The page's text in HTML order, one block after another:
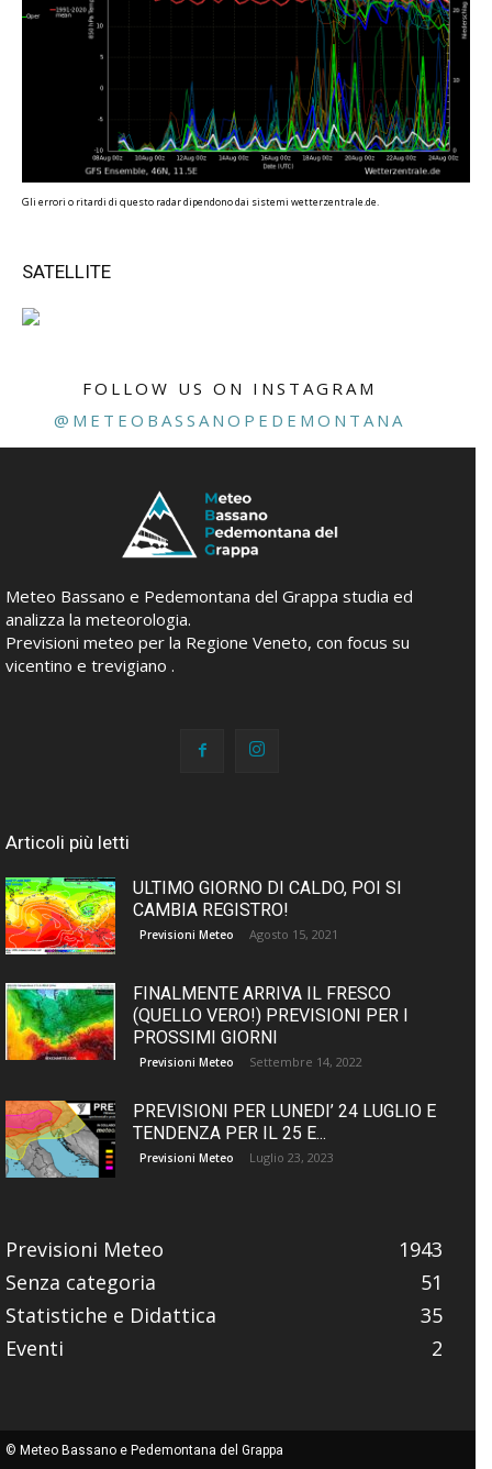
Gli errori o ritardi di questo radar dipendono dai sistemi wetterzentrale.de.
SATELLITE
FOLLOW US ON INSTAGRAM
@METEOBASSANOPEDEMONTANA
Meteo Bassano e Pedemontana del Grappa studia ed
analizza la meteorologia.
Previsioni meteo per la Regione Veneto, con focus su
vicentino e trevigiano .
Articoli più letti
ULTIMO GIORNO DI CALDO, POI SI
CAMBIA REGISTRO!
Previsioni Meteo Agosto 15, 2021
FINALMENTE ARRIVA IL FRESCO
(QUELLO VERO!) PREVISIONI PER I
PROSSIMI GIORNI
Previsioni Meteo Settembre 14, 2022
PREVISIONI PER LUNEDI’ 24 LUGLIO E
TENDENZA PER IL 25 E...
Previsioni Meteo Luglio 23, 2023
Previsioni Meteo
1943
Senza categoria
51
Statistiche e Didattica
35
Eventi
2
© Meteo Bassano e Pedemontana del Grappa